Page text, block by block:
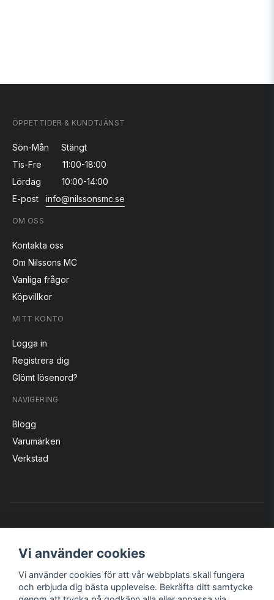
ÖPPETTIDER & KUNDTJÄNST
Sön-Mån
Stängt
Tis-Fre
11:00-18:00
Lördag
10:00-14:00
E-post
info@nilssonsmc.se
OM OSS
Kontakta oss
Om Nilssons MC
Vanliga frågor
Köpvillkor
MITT KONTO
Logga in
Registrera dig
Glömt lösenord?
NAVIGERING
Blogg
Varumärken
Verkstad
Instagram Facebook YouTube
Vi använder cookies
Vi använder cookies för att vår webbplats skall fungera
och erbjuda dig bästa upplevelse. Bekräfta ditt samtycke